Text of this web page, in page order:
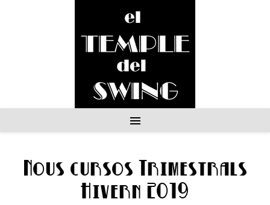
Aprèn a ballar Swing
Nous cursos Trimestrals
Hivern 2019